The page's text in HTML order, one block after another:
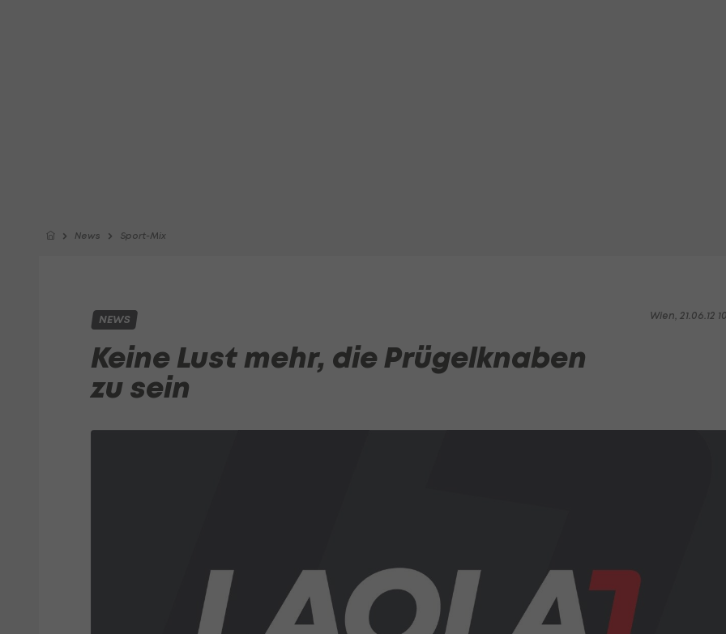
News Sport-Mix
Wien, 21.06.12
NEWS
Keine Lust mehr, die Prügelknaben
zu sein